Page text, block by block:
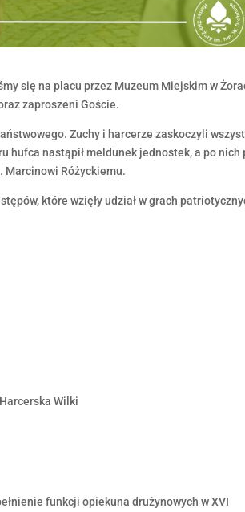
się na placu przez Muzeum Miejskim w
zaproszeni Goście.
Zuchy i harcerze zaskoczyli
hufca nastąpił meldunek jednostek, a po nich
Marcinowi Różyckiemu.
które wzięły udział w grach
Wilki
funkcji opiekuna drużynowych w XVI